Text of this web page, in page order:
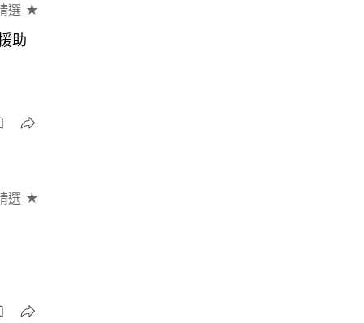
選 ★
助
選 ★